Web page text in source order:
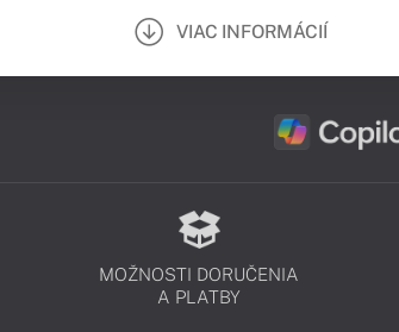
VIAC INFORMÁCIÍ
MOŽNOSTI DORUČENIA
A PLATBY